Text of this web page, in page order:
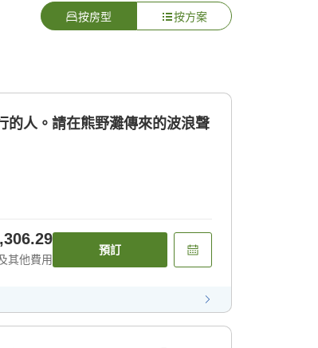
按房型 按方案
的人。請在熊野灘傳來的波浪聲
其他費用
預訂